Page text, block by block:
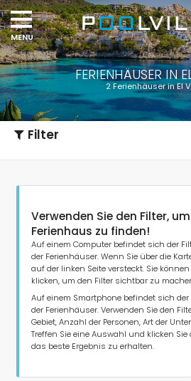
FERIENHÄUSER IN
2 Ferienhäuser in El
Filter
Art der Unterkunft
Personen
Verwenden Sie den Filter,
Ferienhaus zu finden!
Auf einem Computer befindet sich der
der Ferienhäuser. Wenn Sie über die
auf der linken Seite versteckt. Sie
klicken, um den Filter sichtbar zu
Auf einem Smartphone befindet sich der
der Ferienhäuser. Verwenden Sie den
Gebiet, Anzahl der Personen, Art der
Treffen Sie eine Auswahl und klicken
das beste Ergebnis zu erhalten.